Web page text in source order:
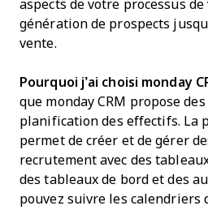
aspects de votre processus
génération de prospects
vente.
Pourquoi j’ai choisi monday
que monday CRM propose
planification des effectifs. La
permet de créer et de gérer
recrutement avec des
des tableaux de bord et des
pouvez suivre les calendriers